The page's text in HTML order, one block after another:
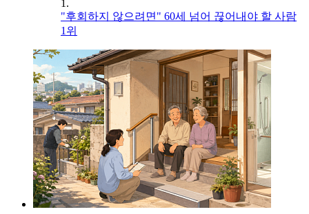
1.
"후회하지 않으려면" 60세 넘어 끊어내야 할 사람
1위